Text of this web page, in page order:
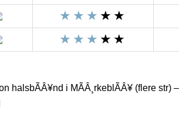
halsbÃÂ¥nd i MÃÂ¸rkeblÃÂ¥ (flere str)